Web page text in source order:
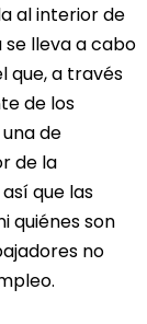
al interior de
se lleva a cabo
que, a través
de los
de
de la
que las
quiénes son
no